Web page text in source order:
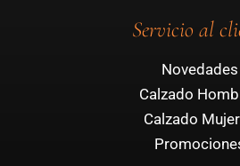
Servicio al
Novedades
Calzado
Calzado